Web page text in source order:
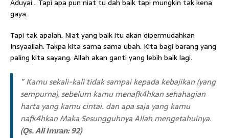
Aduyai… Tapi apa pun niat tu dah baik tapi mungkin tak kena
gaya.
Tapi tak apalah. Niat yang baik itu akan dipermudahkan
Insyaallah. Takpa kita sama sama ubah. Kita bagi barang yang
paling kita sayang. Allah akan ganti yang lebih baik lagi.
” Kamu sekali-kali tidak sampai kepada kebajikan (yang
sempurna), sebelum kamu menafk4hkan sehahagian
harta yang kamu cintai. dan apa saja yang kamu
nafk4hkan Maka Sesungguhnya Allah mengetahuinya.
(Qs. Ali Imran: 92)